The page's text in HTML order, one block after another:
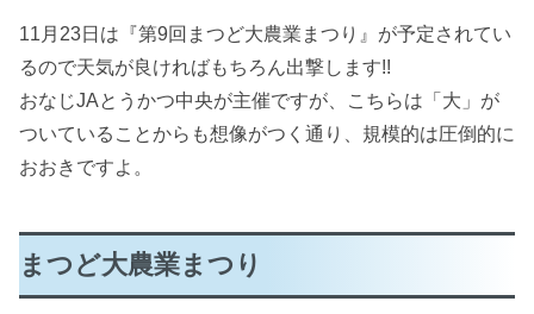
11月23日は『第9回まつど大農業まつり』が予定されてい
るので天気が良ければもちろん出撃します!!
おなじJAとうかつ中央が主催ですが、こちらは「大」が
ついていることからも想像がつく通り、規模的は圧倒的に
おおきですよ。
まつど大農業まつり